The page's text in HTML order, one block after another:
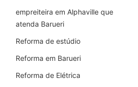
empreiteira em Alphaville que
atenda Barueri
Reforma de estúdio
Reforma em Barueri
Reforma de Elétrica